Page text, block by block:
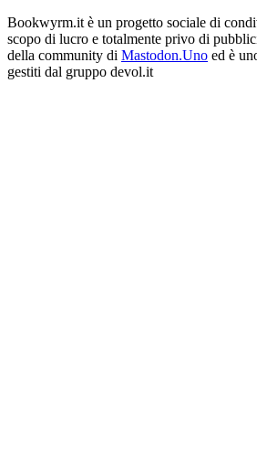
Bookwyrm.it è un progetto sociale di
scopo di lucro e totalmente privo di
della community di Mastodon.Uno ed è
gestiti dal gruppo devol.it